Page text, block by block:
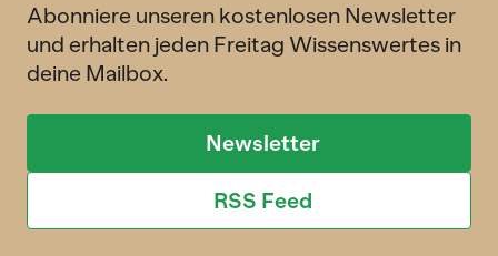
Abonniere unseren kostenlosen Newsletter
und erhalten jeden Freitag Wissenswertes in
deine Mailbox.
Newsletter
RSS Feed